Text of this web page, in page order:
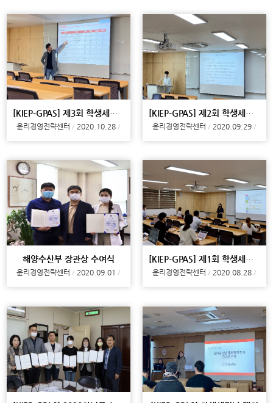
[KIEP-GPAS] 제3회 학생세미나 개최
윤리경영전략센터 2020.10.28
[KIEP-GPAS] 제2회 학생세미나 개최
윤리경영전략센터 2020.09.29
해양수산부 장관상 수여식
윤리경영전략센터 2020.09.01
[KIEP-GPAS] 제1회 학생세미나 개최
윤리경영전략센터 2020.08.28